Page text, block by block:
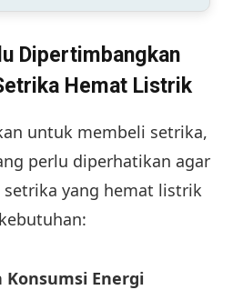
Dipertimbangkan
Hemat Listrik
untuk membeli setrika,
perlu diperhatikan agar
yang hemat listrik
Energi